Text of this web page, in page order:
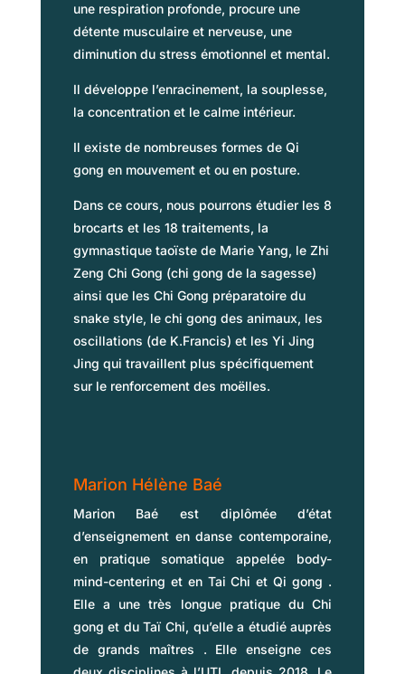
une respiration profonde, procure une
détente musculaire et nerveuse, une
diminution du stress émotionnel et mental.
Il développe l’enracinement, la souplesse,
la concentration et le calme intérieur.
Il existe de nombreuses formes de Qi
gong en mouvement et ou en posture.
Dans ce cours, nous pourrons étudier les 8
brocarts et les 18 traitements, la
gymnastique taoïste de Marie Yang, le Zhi
Zeng Chi Gong (chi gong de la sagesse)
ainsi que les Chi Gong préparatoire du
snake style, le chi gong des animaux, les
oscillations (de K.Francis) et les Yi Jing
Jing qui travaillent plus spécifiquement
sur le renforcement des moëlles.
Marion Hélène Baé
Marion Baé est diplômée d’état
d’enseignement en danse contemporaine,
en pratique somatique appelée body-
mind-centering et en Tai Chi et Qi gong .
Elle a une très longue pratique du Chi
gong et du Taï Chi, qu’elle a étudié auprès
de grands maîtres
. Elle enseigne ces